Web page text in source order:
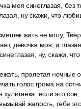
моя синеглазая, без
ну скажи, что
жить не могу,
девочка моя, и
ну, скажи,
пролетая ночные
голос грома на
если это
жалость, тебе